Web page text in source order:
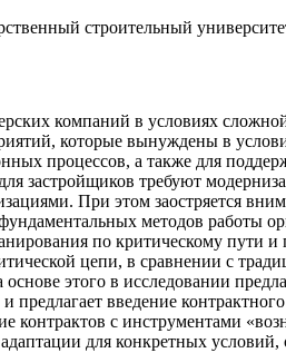
строительный
компаний в условиях
которые вынуждены в
процессов, а также для
застройщиков требуют
При этом заостряется
методов работы
по критическому пути
цепи, в сравнении с
этого в исследовании
предлагает введение
контрактов с инструментами
для конкретных